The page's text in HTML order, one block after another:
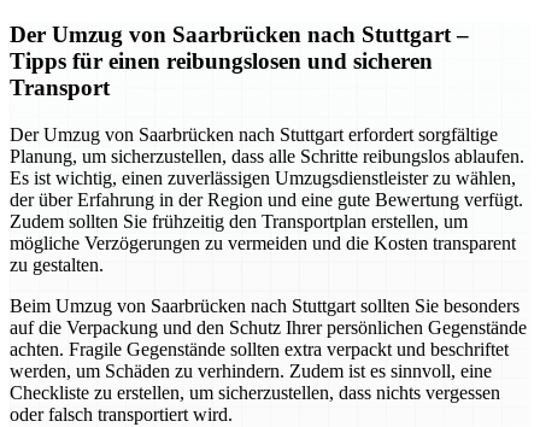
Der Umzug von Saarbrücken nach Stuttgart –
Tipps für einen reibungslosen und sicheren
Transport
Der Umzug von Saarbrücken nach Stuttgart erfordert sorgfältige
Planung, um sicherzustellen, dass alle Schritte reibungslos ablaufen.
Es ist wichtig, einen zuverlässigen Umzugsdienstleister zu wählen,
der über Erfahrung in der Region und eine gute Bewertung verfügt.
Zudem sollten Sie frühzeitig den Transportplan erstellen, um
mögliche Verzögerungen zu vermeiden und die Kosten transparent
zu gestalten.
Beim Umzug von Saarbrücken nach Stuttgart sollten Sie besonders
auf die Verpackung und den Schutz Ihrer persönlichen Gegenstände
achten. Fragile Gegenstände sollten extra verpackt und beschriftet
werden, um Schäden zu verhindern. Zudem ist es sinnvoll, eine
Checkliste zu erstellen, um sicherzustellen, dass nichts vergessen
oder falsch transportiert wird.